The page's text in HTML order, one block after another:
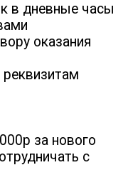
в дневные часы
оказания
за нового
с